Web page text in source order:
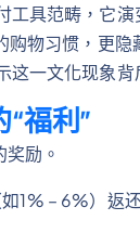
具范畴，它
物习惯，更
一文化现象背
福利”
励。
1% – 6%）